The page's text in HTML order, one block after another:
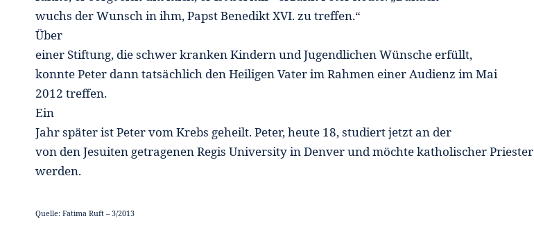
wuchs der Wunsch in ihm, Papst Benedikt XVI. zu treffen.“
Über
einer Stiftung, die schwer kranken Kindern und Jugendlichen Wünsche erfüllt,
konnte Peter dann tatsächlich den Heiligen Vater im Rahmen einer Audienz im Mai
2012 treffen.
Ein
Jahr später ist Peter vom Krebs geheilt. Peter, heute 18, studiert jetzt an der
von den Jesuiten getragenen Regis University in Denver und möchte katholischer Priester
werden.
Quelle: Fatima Ruft – 3/2013